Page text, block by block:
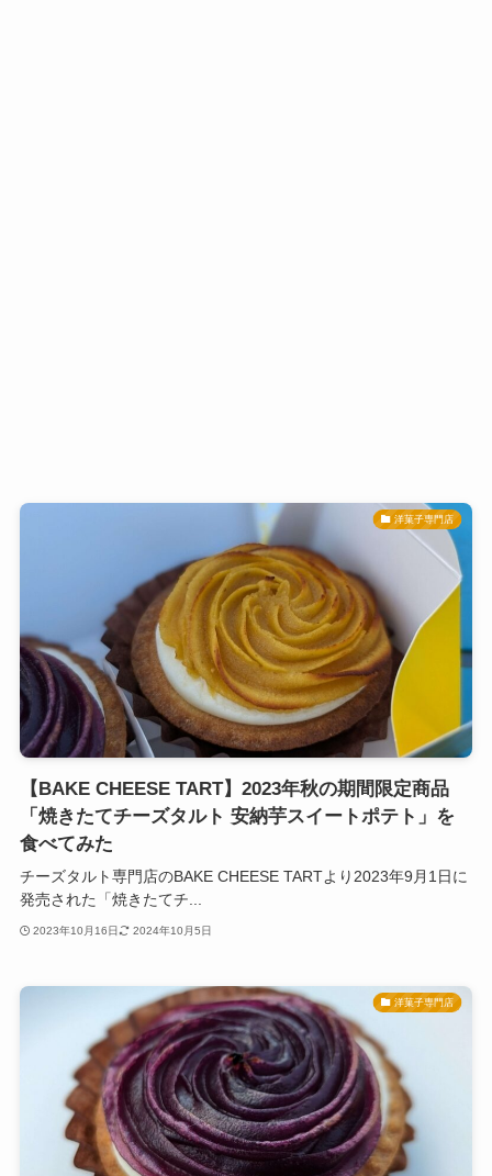
洋菓子専門店
【BAKE CHEESE TART】2023年秋の期間限定商品
「焼きたてチーズタルト 安納芋スイートポテト」を
食べてみた
チーズタルト専門店のBAKE CHEESE TARTより2023年9月1日に
発売された「焼きたてチ...
2023年10月16日 2024年10月5日
洋菓子専門店